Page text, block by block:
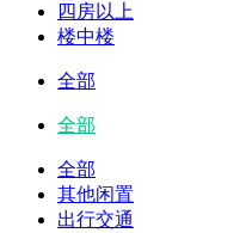
四房以上
楼中楼
全部
全部
全部
其他闲置
出行交通